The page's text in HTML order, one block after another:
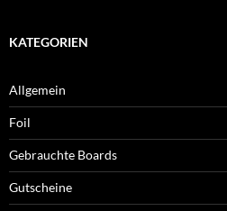
KATEGORIEN
Allgemein
Foil
Gebrauchte Boards
Gutscheine